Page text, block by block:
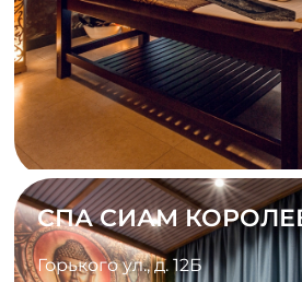
СПА СИАМ
Горького ул., д. 12Б